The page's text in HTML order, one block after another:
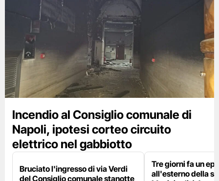
Incendio al Consiglio comunale di
Napoli, ipotesi corteo circuito
elettrico nel gabbiotto
Bruciato l'ingresso di via Verdi
del Consiglio comunale stanotte
Tre giorni fa un
all'esterno della